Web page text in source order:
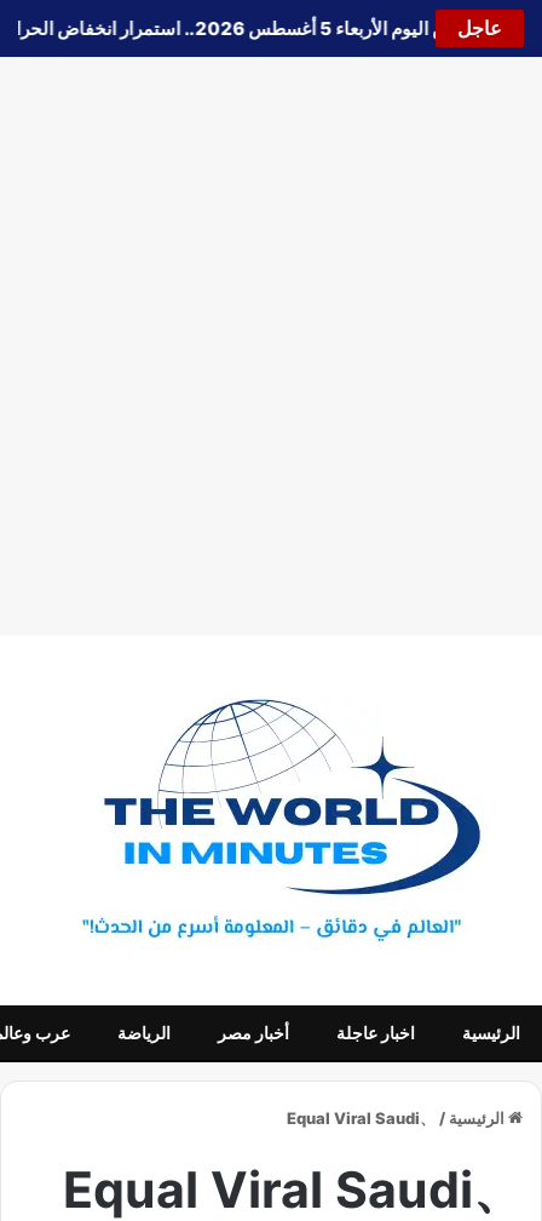
عاجل
حالة الطقس اليوم الأربعاء 5 أغسطس 2026.. استمرار انخفاض الحرارة وتحذيرات من الشبورة واضطراب الملاحة
الرئيسية اخبار عاجلة أخبار مصر الرياضة عرب
الرئيسية /
、Equal Viral Saudi
、Equal Viral Saudi